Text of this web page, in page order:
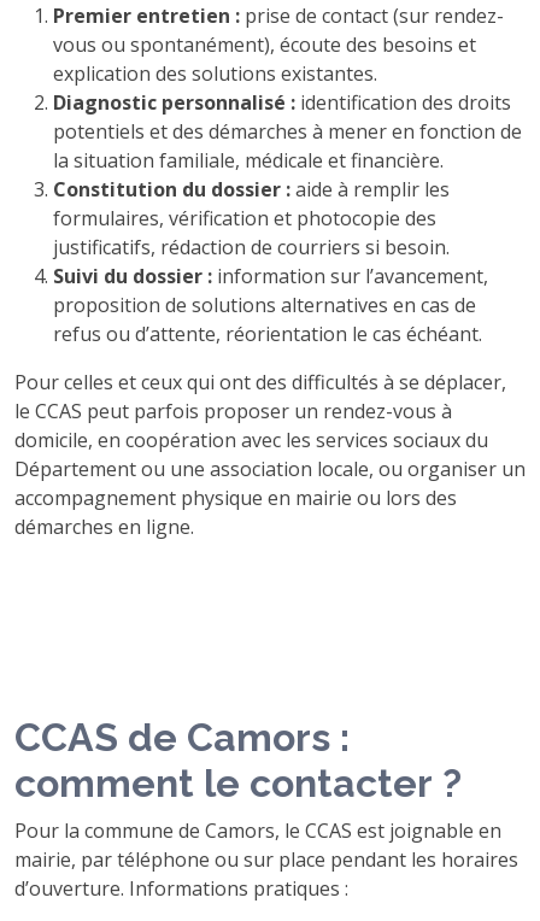
Premier entretien : prise de contact (sur rendez-
vous ou spontanément), écoute des besoins et
explication des solutions existantes.
Diagnostic personnalisé : identification des droits
potentiels et des démarches à mener en fonction de
la situation familiale, médicale et financière.
Constitution du dossier :aide à remplir les
formulaires, vérification et photocopie des
justificatifs, rédaction de courriers si besoin.
Suivi du dossier : information sur l’avancement,
proposition de solutions alternatives en cas de
refus ou d’attente, réorientation le cas échéant.
Pour celles et ceux qui ont des difficultés à se déplacer,
le CCAS peut parfois proposer un rendez-vous à
domicile, en coopération avec les services sociaux du
Département ou une association locale, ou organiser un
accompagnement physique en mairie ou lors des
démarches en ligne.
CCAS de Camors :
comment le contacter ?
Pour la commune de Camors, le CCAS est joignable en
mairie, par téléphone ou sur place pendant les horaires
d’ouverture. Informations pratiques :